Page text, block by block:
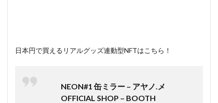
日本円で買えるリアルグッズ連動型NFTはこちら！
NEON#1 缶ミラー – アヤノ.メ
OFFICIAL SHOP – BOOTH